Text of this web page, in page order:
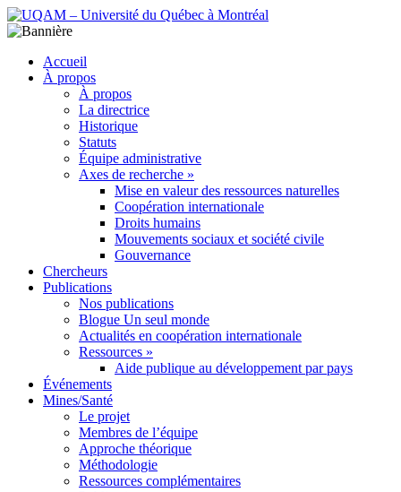
Accueil
À propos
À propos
La directrice
Historique
Statuts
Équipe administrative
Axes de recherche »
Mise en valeur des ressources naturelles
Coopération internationale
Droits humains
Mouvements sociaux et société civile
Gouvernance
Chercheurs
Publications
Nos publications
Blogue Un seul monde
Actualités en coopération internationale
Ressources »
Aide publique au développement par pays
Événements
Mines/Santé
Le projet
Membres de l’équipe
Approche théorique
Méthodologie
Ressources complémentaires